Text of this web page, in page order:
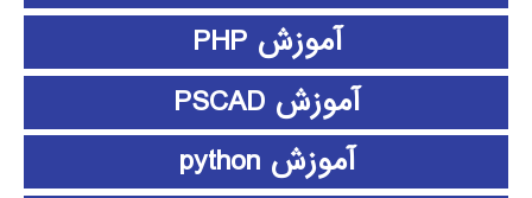
آموزش PHP
آموزش PSCAD
آموزش python